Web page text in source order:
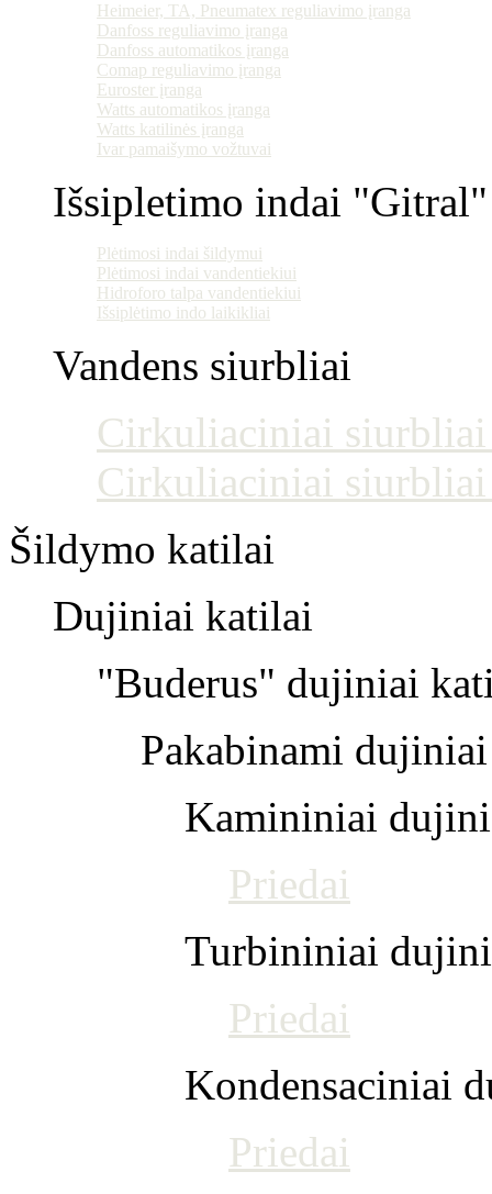
Heimeier, TA, Pneumatex reguliavimo įranga
Danfoss reguliavimo įranga
Danfoss automatikos įranga
Comap reguliavimo įranga
Euroster įranga
Watts automatikos įranga
Watts katilinės įranga
Ivar pamaišymo vožtuvai
Išsipletimo indai
Plėtimosi indai šildymui
Plėtimosi indai vandentiekiui
Hidroforo talpa vandentiekiui
Išsiplėtimo indo laikikliai
Vandens siurbliai
Cirkuliaciniai
Cirkuliaciniai
Šildymo katilai
Dujiniai katilai
"Buderus" dujiniai
Pakabinami
Kamininiai
Priedai
Turbininiai
Priedai
Kondensaciniai
Priedai